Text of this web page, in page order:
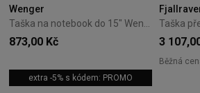
Wenger
Taška na notebook do 15" Wenger Administrator Black
873,00 Kč
extra -5% s kódem: PROMO
3
Běžná